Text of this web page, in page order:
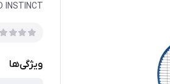
INSTINCT
ویژگی‌ها